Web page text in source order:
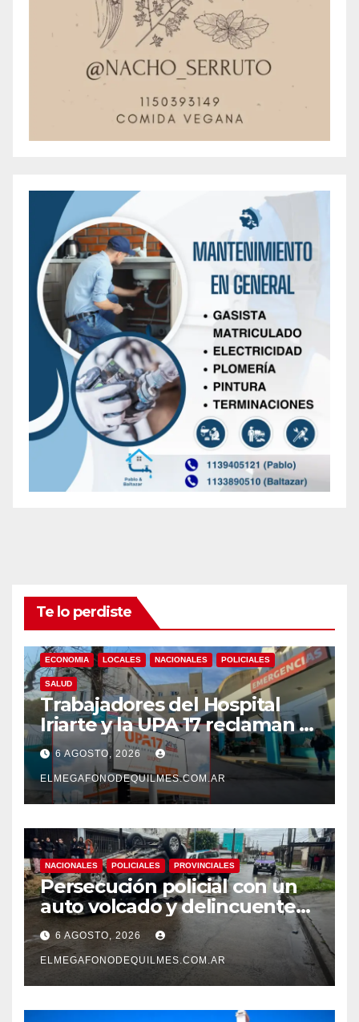
Te lo perdiste
ECONOMIA LOCALES NACIONALES POLICIALES
SALUD
Trabajadores del Hospital
Iriarte y la UPA 17 reclaman el
pase a planta de becarios y
mejoras laborales
6 AGOSTO, 2026
ELMEGAFONODEQUILMES.COM.AR
NACIONALES POLICIALES PROVINCIALES
Persecución policial con un
auto volcado y delincuentes
detenidos en San Francisco
Solano
6 AGOSTO, 2026
ELMEGAFONODEQUILMES.COM.AR